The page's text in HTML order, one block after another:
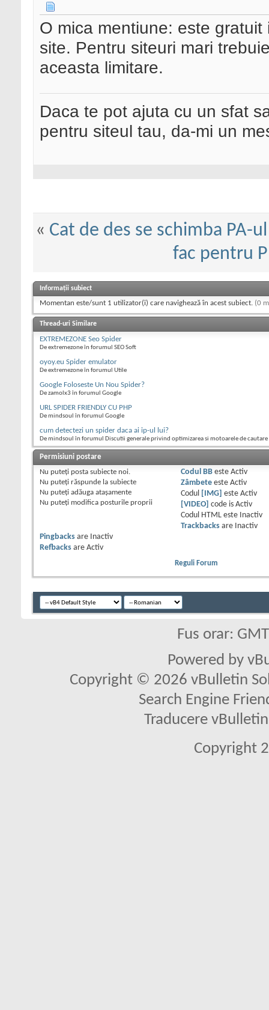
O mica mentiune: este
site. Pentru siteuri mari
aceasta limitare.
Daca te pot ajuta cu un sfat
pentru siteul tau, da-mi un
« Cat de des se schimba PA-
fac pentru
Informații subiect
Momentan este/sunt 1 utilizator(i) care navighează în acest subiect. (0
Thread-uri Similare
EXTREMEZONE Seo Spider
De extremezone în forumul SEO Soft
oyoy.eu Spider emulator
De extremezone în forumul Utile
Google Foloseste Un Nou Spider?
De zamolx3 în forumul Google
URL SPIDER FRIENDLY CU PHP
De mindsoul în forumul Google
cum detectezi un spider daca ai ip-ul lui?
De mindsoul în forumul Discutii generale privind optimizarea si motoarele de cautare
Permisiuni postare
Nu puteţi posta subiecte noi.
Nu puteţi răspunde la subiecte
Nu puteţi adăuga ataşamente
Nu puteţi modifica posturile proprii
Codul BBeste Activ
Zâmbeteeste Activ
Codul
[IMG] este Activ
[VIDEO]
code is Activ
Codul HTML este
Inactiv
Trackbacksare
Inactiv
Pingbacks are
Inactiv
Refbacks are Activ
Reguli Forum
Fus orar:
Powered by
Copyright © 2026 vBulletin
Search Engine
Traducere
Copyright